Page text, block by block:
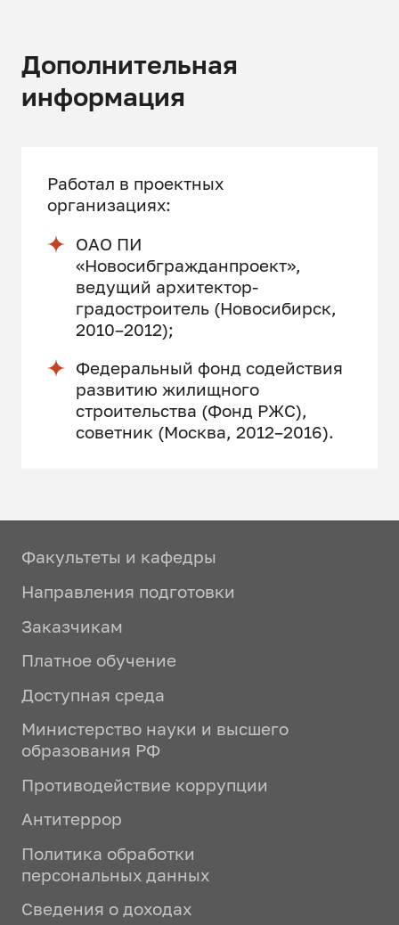
Дополнительная
информация
Работал в проектных
организациях:
ОАО ПИ
«Новосибгражданпроект»,
ведущий архитектор-
градостроитель (Новосибирск,
2010–2012);
Федеральный фонд содействия
развитию жилищного
строительства (Фонд РЖС),
советник (Москва, 2012–2016).
Факультеты и кафедры
Направления подготовки
Заказчикам
Платное обучение
Доступная среда
Министерство науки и высшего
образования РФ
Противодействие коррупции
Антитеррор
Политика обработки
персональных данных
Сведения о доходах